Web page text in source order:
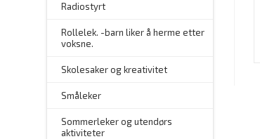
Radiostyrt
Rollelek. -barn liker å herme etter
voksne.
Skolesaker og kreativitet
Småleker
Sommerleker og utendørs
aktiviteter